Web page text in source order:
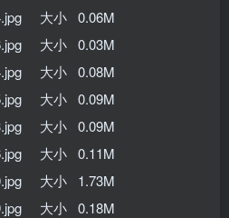
大小 0.06M
大小 0.03M
大小 0.08M
大小 0.09M
大小 0.09M
大小 0.11M
大小 1.73M
大小 0.18M